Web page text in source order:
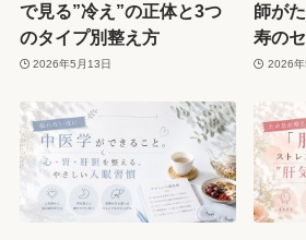
で見る”冷え”の正体と3つ
のタイプ別整え方
2026年5月13日
師が
寿の
2026年